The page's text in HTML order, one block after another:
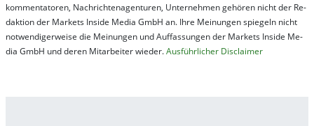
kom­men­ta­tor­en, Nach­rich­ten­ag­en­tur­en, Un­ter­neh­men ge­hör­en nicht der Re­
dak­tion der Mar­kets In­side Me­dia GmbH an. Ihre Mei­nung­en spie­geln nicht
not­wen­di­ger­wei­se die Mei­nung­en und Auf­fas­sung­en der Mar­kets In­side Me­
dia GmbH und de­ren Mit­ar­bei­ter wie­der.Aus­führ­lich­er Dis­clai­mer